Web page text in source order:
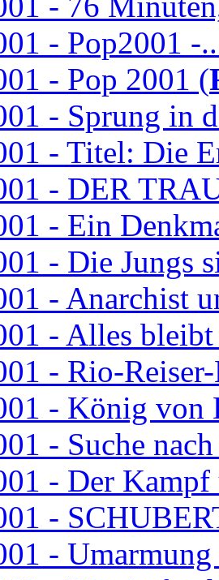
- Pop2001 -
- Pop 2001 (
- Sprung in
- Titel: Die
- DER
- Ein
- Die Jungs
- Anarchist
- Alles
- Rio-
- König von
- Suche
- Der Kampf
-
-